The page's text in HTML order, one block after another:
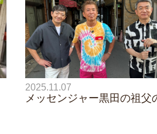
2025.11.07
メッセンジャー黒田の祖父